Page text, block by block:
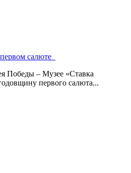
салюте
Победы – Музее «Ставка
первого салюта...